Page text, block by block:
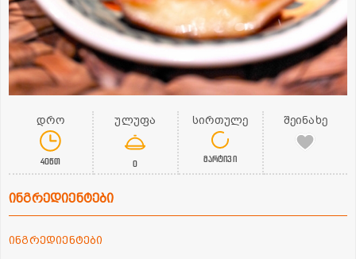
დრო
40წთ
ულუფა
0
სირთულე
მარტივი
შეინახე
ინგრედიენტები
ინგრედიენტები